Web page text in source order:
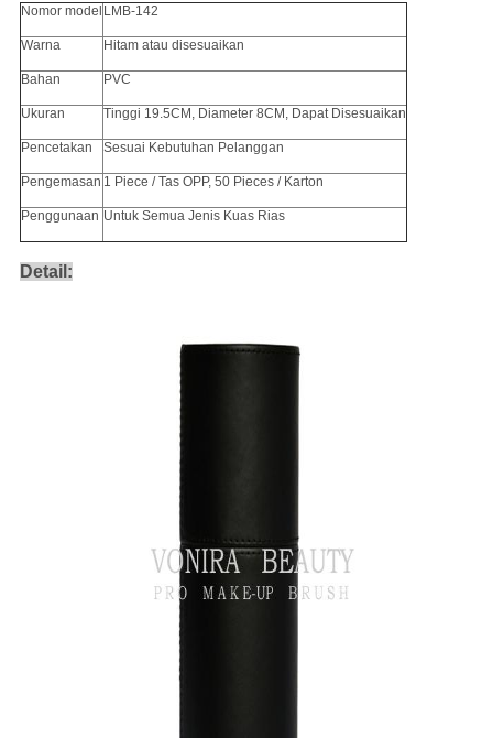
Nomor model LMB-142
Warna Hitam atau disesuaikan
Bahan PVC
Ukuran Tinggi 19.5CM, Diameter 8CM, Dapat Disesuaikan
Pencetakan Sesuai Kebutuhan Pelanggan
Pengemasan 1 Piece / Tas OPP, 50 Pieces / Karton
Penggunaan Untuk Semua Jenis Kuas Rias
Detail: